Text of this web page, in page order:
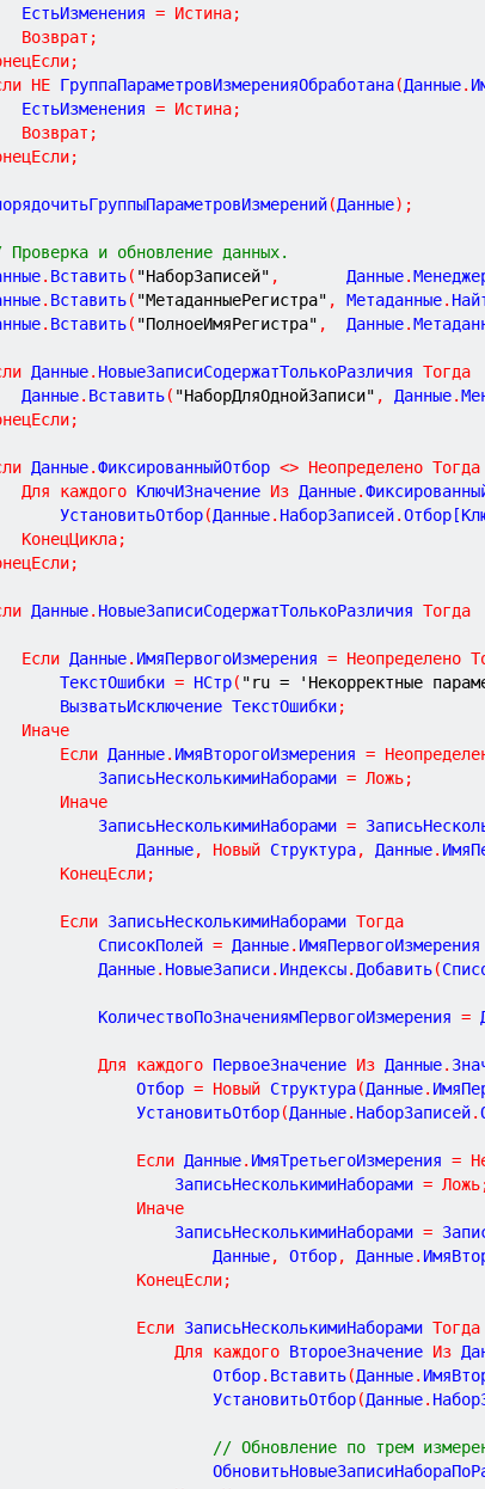
		ЕстьИзменения
= Истина;
Возврат ;
;
НЕ ГруппаПараметровИзмеренияОбработана(Данные.
		ЕстьИзменения
= Истина;
Возврат ;
;
(Данные) ;
и обновление данных.
. Вставить( "НаборЗаписей" ,
       Данные
.
. Вставить( "МетаданныеРегистра" , Метаданные.
. Вставить( "ПолноеИмяРегистра" ,
  Данные
.
Данные. НовыеЗаписиСодержатТолькоРазличия Тогда
		Данные
. Вставить( "НаборДляОднойЗаписи" , Данные.
;
Данные.ФиксированныйОтбор <> Неопределено Тогда
Для
каждого КлючИЗначение Из Данные.
			УстановитьОтбор
(Данные. НаборЗаписей.
КонецЦикла;
;
Данные. НовыеЗаписиСодержатТолькоРазличия Тогда
Если Данные. ИмяПервогоИзмерения = Неопределено
			ТекстОшибки
= НСтр( "ru = 'Некорректные
			ВызватьИсключение ТекстОшибки
;
Иначе
Если Данные. ИмяВторогоИзмерения =
				ЗаписьНесколькимиНаборами
= Ложь;
Иначе
				ЗаписьНесколькимиНаборами
=
					Данные
, Новый Структура, Данные.
КонецЕсли;
Если ЗаписьНесколькимиНаборами Тогда
				СписокПолей
= Данные. ИмяПервогоИзмерения
				Данные
. НовыеЗаписи. Индексы. Добавить(
				КоличествоПоЗначениямПервогоИзмерения
=
Для каждого ПервоеЗначение Из Данные.
					Отбор
= Новый Структура(Данные.
					УстановитьОтбор
(Данные. НаборЗаписей.
Если Данные. ИмяТретьегоИзмерения =
						ЗаписьНесколькимиНаборами
= Ложь
Иначе
						ЗаписьНесколькимиНаборами
=
							Данные
, Отбор, Данные.
КонецЕсли;
Если ЗаписьНесколькимиНаборами Тогда
Для
каждого ВтороеЗначение Из
							Отбор
. Вставить(Данные.
							УстановитьОтбор
(Данные.
// Обновление по трем